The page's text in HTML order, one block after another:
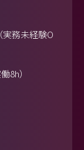
務未経験O
8h）